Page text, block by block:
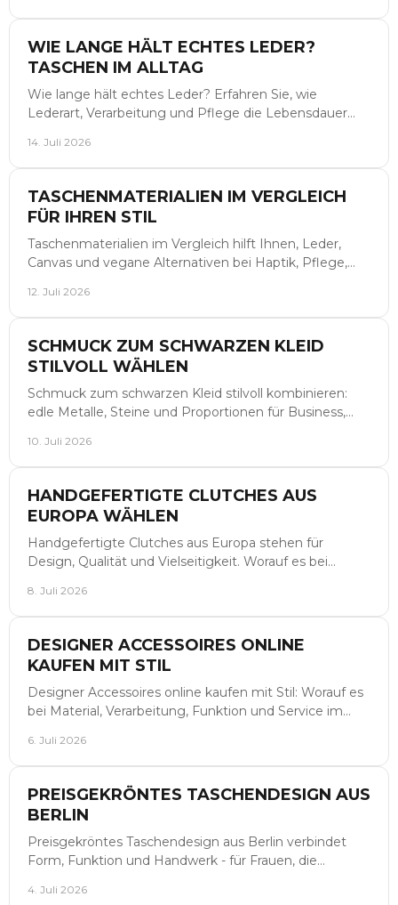
WIE LANGE HÄLT ECHTES LEDER?
TASCHEN IM ALLTAG
Wie lange hält echtes Leder? Erfahren Sie, wie
Lederart, Verarbeitung und Pflege die Lebensdauer
machen.
14. Juli 2026
TASCHENMATERIALIEN IM VERGLEICH
FÜR IHREN STIL
Taschenmaterialien im Vergleich hilft Ihnen, Leder,
Canvas und vegane Alternativen bei Haptik, Pflege,
12. Juli 2026
SCHMUCK ZUM SCHWARZEN KLEID
STILVOLL WÄHLEN
Schmuck zum schwarzen Kleid stilvoll kombinieren:
edle Metalle, Steine und Proportionen für Business,
10. Juli 2026
HANDGEFERTIGTE CLUTCHES AUS
EUROPA WÄHLEN
Handgefertigte Clutches aus Europa stehen für
Design, Qualität und Vielseitigkeit. Worauf es bei
8. Juli 2026
DESIGNER ACCESSOIRES ONLINE
KAUFEN MIT STIL
Designer Accessoires online kaufen mit Stil: Worauf es
bei Material, Verarbeitung, Funktion und Service im
6. Juli 2026
PREISGEKRÖNTES TASCHENDESIGN AUS
BERLIN
Preisgekröntes Taschendesign aus Berlin verbindet
Form, Funktion und Handwerk - für Frauen, die
4. Juli 2026